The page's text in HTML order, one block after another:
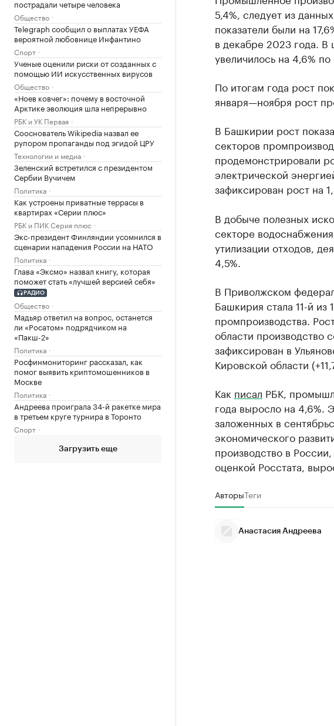
пострадали четыре человека
Общество
Telegraph сообщил о выплатах УЕФА
вероятной любовнице Инфантино
Спорт
Ученые оценили риски от созданных с
помощью ИИ искусственных вирусов
Общество
«Ноев ковчег»: почему в восточной
Арктике эволюция шла непрерывно
РБК и УК Первая
Сооснователь Wikipedia назвал ее
рупором пропаганды под эгидой ЦРУ
Технологии и медиа
Зеленский встретился с президентом
Сербии Вучичем
Политика
Как устроены приватные террасы в
квартирах «Серии плюс»
РБК и ПИК Серия плюс
Экс-президент Финляндии усомнился в
сценарии нападения России на НАТО
Политика
Глава «Эксмо» назвал книгу, которая
поможет стать «лучшей версией себя»
РАДИО
Общество
Мадьяр ответил на вопрос, останется
ли «Росатом» подрядчиком на
«Пакш-2»
Политика
Росфинмониторинг рассказал, как
помог выявить криптомошенников в
Москве
Политика
Андреева проиграла 34-й ракетке мира
в третьем круге турнира в Торонто
Спорт
Загрузить еще
5,4%, следует из
показатели были на
в декабре 2023 года. В
увеличилось на 4,6%
По итогам года рост
января—ноября рост
В Башкирии рост
секторов
продемонстрировали
электрической
зафиксирован рост на
В добыче полезных
секторе
утилизации отходов,
4,5%.
В Приволжском
Башкирия стала 11-й
промпроизводства.
области производство
зафиксирован в
Кировской области
Как писал РБК,
года выросло на 4,6%.
заложенных в
экономического
производство в
оценкой Росстата,
АвторыТеги
Анастасия Андреева